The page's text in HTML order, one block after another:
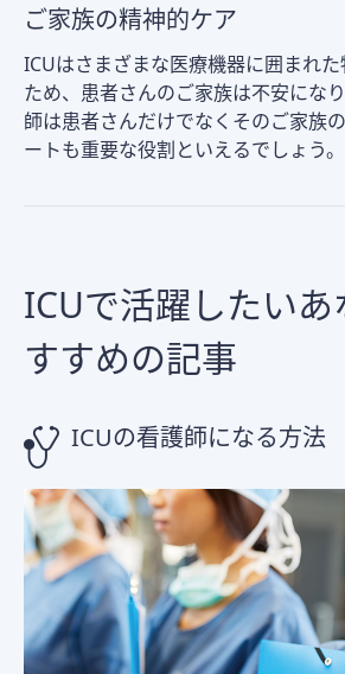
ご家族の精神的ケア
ICUはさまざまな医療機器に囲まれ
ため、患者さんのご家族は不安にな
師は患者さんだけでなくそのご家族
ートも重要な役割といえるでしょう。
ICUで活躍したい
すすめの記事
ICUの看護師になる方法